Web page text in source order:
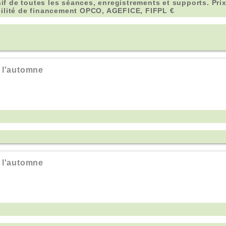
de toutes les séances, enregistrements et supports.
de financement OPCO, AGEFICE, FIFPL €
l'automne
l'automne